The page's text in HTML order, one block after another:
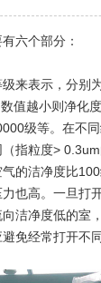
六个部分：
表示，分别
值越小则净化
级等。在不
指粒度> 0.3um
洁净度比100
也高。一旦打
洁净度低的室
免经常打开不